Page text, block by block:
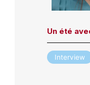
Un été
Interview